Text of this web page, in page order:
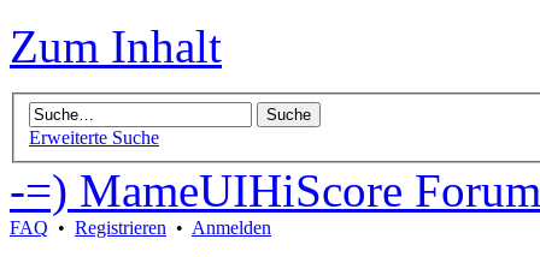
Zum Inhalt
Erweiterte Suche
-=) MameUIHiScore
FAQ • Registrieren • Anmelden